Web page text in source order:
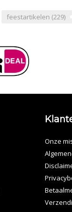
feestartikelen (229)
Onze